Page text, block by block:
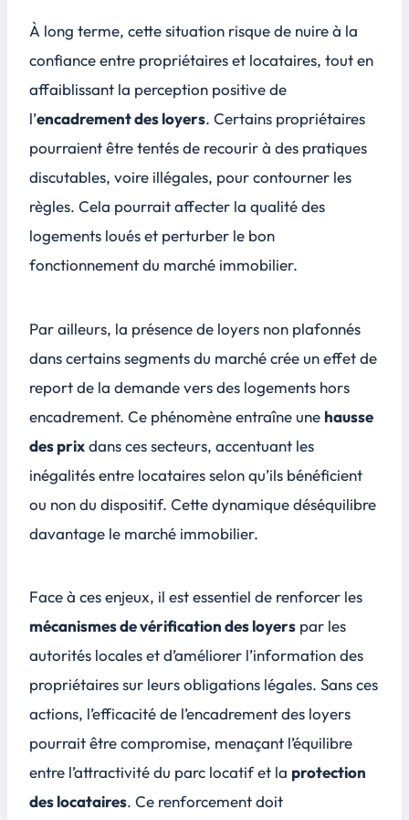
À long terme, cette situation risque de nuire à la
confiance entre propriétaires et locataires, tout en
affaiblissant la perception positive de
l’encadrement des loyers. Certains propriétaires
pourraient être tentés de recourir à des pratiques
discutables, voire illégales, pour contourner les
règles. Cela pourrait affecter la qualité des
logements louéset perturber le bon
fonctionnement du marché immobilier.
Par ailleurs, la présence de loyers non plafonnés
dans certains segments du marché crée un effet de
report de la demande vers des logements hors
encadrement. Ce phénomène entraîne une hausse
des prixdans ces secteurs, accentuant les
inégalités entre locataires selon qu’ils bénéficient
ou non du dispositif. Cette dynamique déséquilibre
davantage le marché immobilier.
Face à ces enjeux, il est essentiel de renforcer les
mécanismes de vérification des loyers par les
autorités locales et d’améliorer l’information des
propriétaires sur leursobligations légales. Sans ces
actions, l’efficacité de l’encadrement des loyers
pourrait être compromise, menaçant l’équilibre
entre l’attractivité du parc locatif et la protection
des locataires. Ce renforcement doit